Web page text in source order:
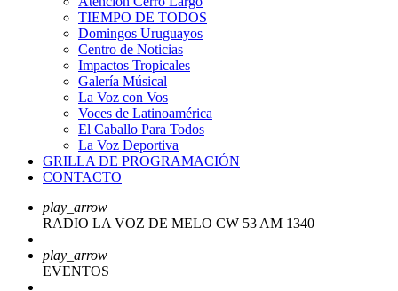
TIEMPO DE TODOS
Domingos Uruguayos
Centro de Noticias
Impactos Tropicales
Galería Músical
La Voz con Vos
Voces de Latinoamérica
El Caballo Para Todos
La Voz Deportiva
GRILLA DE PROGRAMACIÓN
CONTACTO
play_arrow
RADIO LA VOZ DE MELO CW 53 AM 1340
play_arrow
EVENTOS